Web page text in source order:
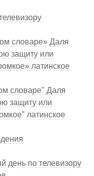
словаре» Даля
защиту или
латинское
словаре" Даля
защиту или
латинское
день по телевизору